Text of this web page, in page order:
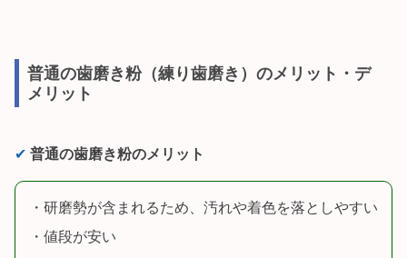
普通の歯磨き粉（練り歯磨き）のメリット・デ
メリット
✔︎ 普通の歯磨き粉のメリット
・研磨勢が含まれるため、汚れや着色を落としやすい
・値段が安い